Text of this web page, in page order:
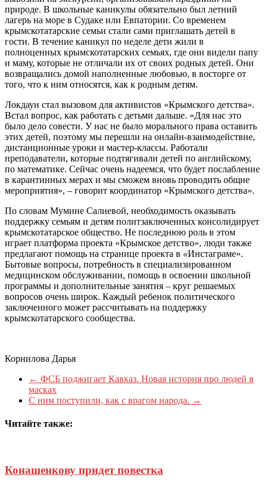
природе. В школьные каникулы обязательно был летний
лагерь на море в Судаке или Евпатории. Со временем
крымскотатарские семьи стали сами приглашать детей в
гости. В течение каникул по неделе дети жили в
полноценных крымскотатарских семьях, где они видели папу
и маму, которые не отличали их от своих родных детей. Они
возвращались домой наполненные любовью, в восторге от
того, что к ним относятся, как к родным детям.
Локдаун стал вызовом для активистов «Крымского детства».
Встал вопрос, как работать с детьми дальше. «Для нас это
было дело совести. У нас не было морального права оставить
этих детей, поэтому мы перешли на онлайн-взаимодействие,
дистанционные уроки и мастер-классы. Работали
преподаватели, которые подтягивали детей по английскому,
по математике. Сейчас очень надеемся, что будет послабление
в карантинных мерах и мы сможем вновь проводить общие
мероприятия», – говорит координатор «Крымского детства».
По словам Мумине Салиевой, необходимость оказывать
поддержку семьям и детям политзаключенных консолидирует
крымскотатарское общество. Не последнюю роль в этом
играет платформа проекта «Крымское детство», люди также
предлагают помощь на странице проекта в «Инстаграме».
Бытовые вопросы, потребность в специализированном
медицинском обслуживании, помощь в освоении школьной
программы и дополнительные занятия – круг решаемых
вопросов очень широк. Каждый ребенок политического
заключенного может рассчитывать на поддержку
крымскотатарского сообщества.
Корнилова Дарья
← ФСБ поджигает Кавказ. Новая история про людей в
масках
С ним поступили, как с врагом народа. →
Читайте также:
Конашенкову придет повестка